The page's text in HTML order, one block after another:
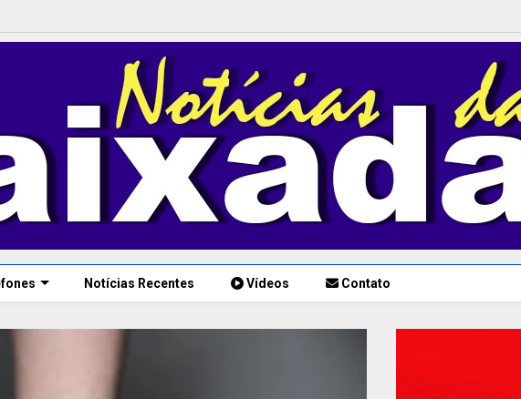
Notícias Recentes Vídeos Contato